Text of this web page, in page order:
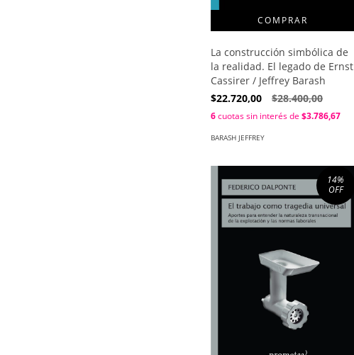
La construcción simbólica de
la realidad. El legado de Ernst
Cassirer / Jeffrey Barash
$22.720,00
$28.400,00
6cuotas sin interés de $3.786,67
BARASH JEFFREY
14%
OFF